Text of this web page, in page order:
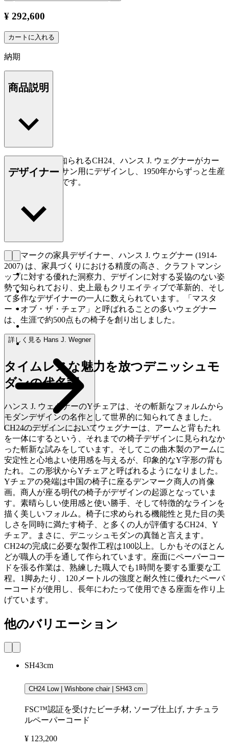
¥ 292,600
カートに入れる
納期
商品説明
Yチェアとして知られるCH24、ハンス J. ウェグナーがカー
ル・ハンセン＆サン用にデザインし、1950年からずっと生産
されている名作です。
デザイナー
デンマークの家具デザイナー、ハンス J. ウェグナー (1914-
2007) は、家具づくりにおける精度の高さ、クラフトマンシ
ップに対する優れた洞察力、デザインに対する妥協のない姿
勢で知られており、史上最もクリエイティブで革新的、そし
て多作なデザイナーの一人に数えられています。「マスタ
ー・オブ・ザ・チェア」と呼ばれることの多いウェグナー
は、生涯で約500点もの椅子を創り出しました。
詳しく見る Hans J. Wegner
タイムレスな魅力を放つデニッシュモ
ダンの代名詞
ハンス J. ウェグナーのYチェアは、その斬新なフォルムから
モダンデザインの名作として世界的に知られてきました。
CH24のデザインにおいてウェグナーは、アームと背もたれ
を一体にするという、それまでの椅子デザインに見られなか
った斬新な試みをしています。そしてこの曲木製のアームに
安定性と心地よい使用感を与えるが、印象的なY字形の背も
たれ。この形状からYチェアと呼ばれるようになりました。
Yチェアの発端は中国の椅子に座るデンマーク商人の肖像
画。商人が座る明代の椅子がデザインの起源となっていま
す。素晴らしい使用感と使い勝手、そして特徴的なラインを
描く美しいフォルム。椅子に求められる機能性と見た目の美
しさを同時に満たす椅子、と多くの人が評価するCH24、Y
チェア。まさに、デニッシュモダンの真髄と言えます。
CH24の完成に必要な製作工程は100以上。しかもそのほとん
どが職人の手を通して作られています。座面にペーパーコー
ドを張る作業は、熟練した職人でも1時間を要する重要な工
程。1脚あたり、120メートルの強度と耐久性に優れたペーパ
ーコードが使用し、長年にわたって使用できる座面を作り上
げています。
他のバリエーション
SH43cm
CH24 Low | Wishbone chair | SH43 cm
FSC™認証を受けたビーチ材, ソープ仕上げ, ナチュラ
ルペーパーコード
¥ 123,200